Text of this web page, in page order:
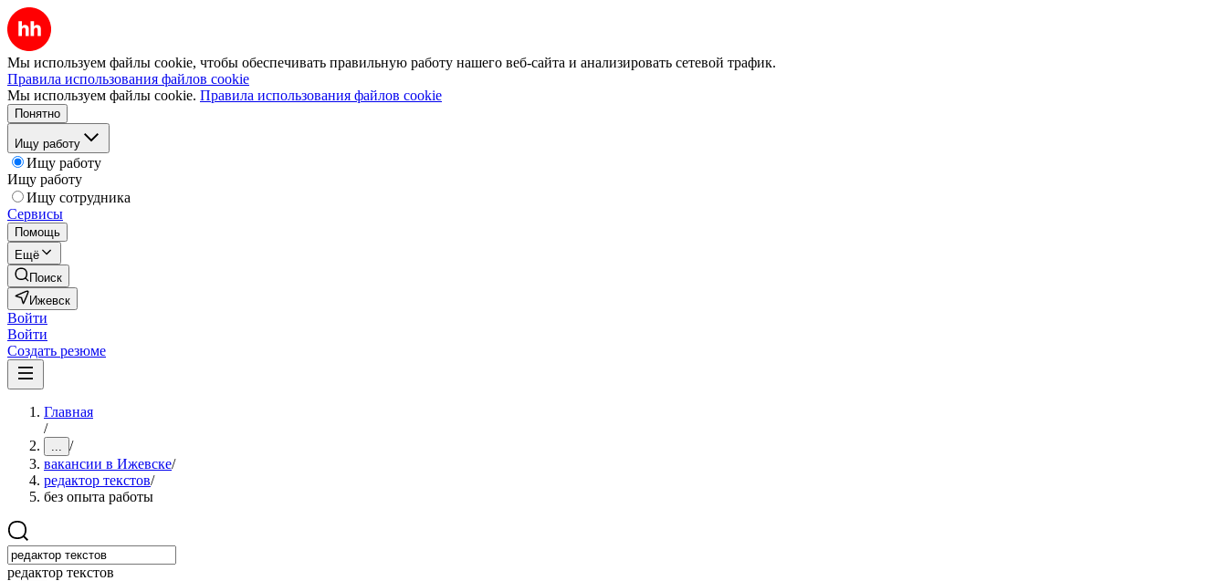
Мы используем файлы cookie, чтобы обеспечивать правильную работу нашего веб-сайта и анализировать сетевой трафик.
Правила использования файлов cookie
Мы используем файлы cookie. Правила использования файлов cookie
Понятно
Ищу работу
Ищу работу
Ищу работу
Ищу сотрудника
Сервисы
Помощь
Ещё
Поиск
Ижевск
Войти
Войти
Создать резюме
Главная
/
... /
вакансии в Ижевске/
редактор текстов/
без опыта работы
редактор текстов